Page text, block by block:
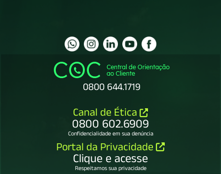
0800 644.1719
Canal de Ética
0800 602.6909
Confidencialidade em sua denúncia
Portal da Privacidade
Clique e acesse
Respeitamos sua privacidade